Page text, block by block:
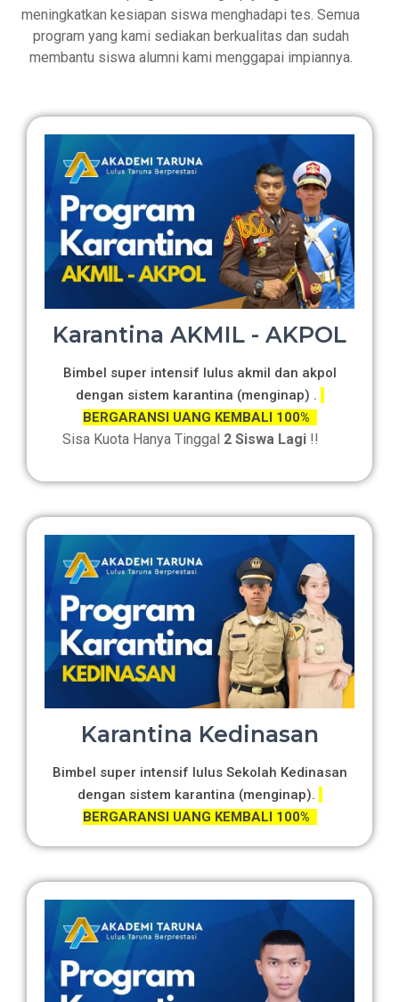
meningkatkan kesiapan siswa menghadapi tes. Semua
program yang kami sediakan berkualitas dan sudah
membantu siswa alumni kami menggapai impiannya.
Karantina AKMIL - AKPOL
Bimbel super intensif lulus akmil dan akpol
dengan sistem karantina (menginap) .
BERGARANSI UANG KEMBALI 100%
Sisa Kuota Hanya Tinggal 2 Siswa Lagi !!
Karantina Kedinasan
Bimbel super intensif lulus Sekolah Kedinasan
dengan sistem karantina (menginap).
BERGARANSI UANG KEMBALI 100%